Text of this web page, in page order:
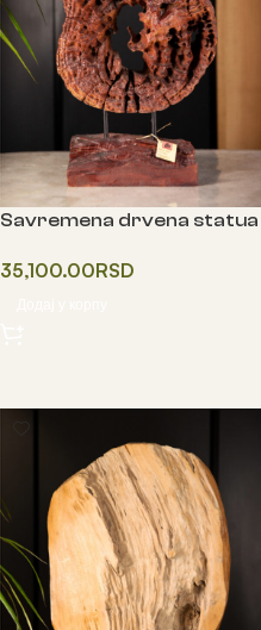
Savremena drvena statua
35,100.00RSD